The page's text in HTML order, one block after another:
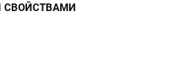
СВОЙСТВАМИ